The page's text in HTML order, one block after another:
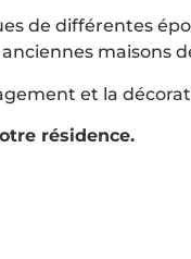
de différentes
maisons
et la
résidence.